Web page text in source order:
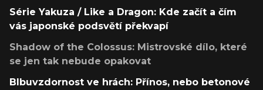
Série Yakuza / Like a Dragon: Kde začít a čím
vás japonské podsvětí překvapí
Shadow of the Colossus: Mistrovské dílo, které
se jen tak nebude opakovat
Blbuvzdornost ve hrách: Přínos, nebo betonové